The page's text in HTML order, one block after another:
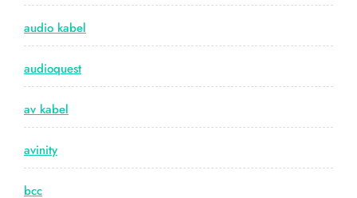
audio kabel
audioquest
av kabel
avinity
bcc